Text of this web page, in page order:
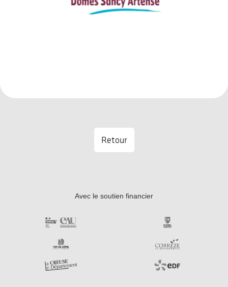
Retour
Avec le soutien financier